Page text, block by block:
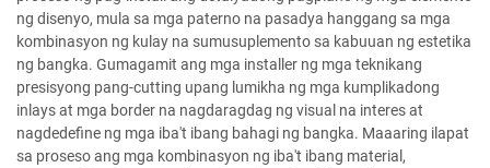
ng disenyo, mula sa mga paterno na pasadya hanggang sa mga
kombinasyon ng kulay na sumusuplemento sa kabuuan ng estetika
ng bangka. Gumagamit ang mga installer ng mga teknikang
presisyong pang-cutting upang lumikha ng mga kumplikadong
inlays at mga border na nagdaragdag ng visual na interes at
nagdedefine ng mga iba't ibang bahagi ng bangka. Maaaring ilapat
sa proseso ang mga kombinasyon ng iba't ibang material,